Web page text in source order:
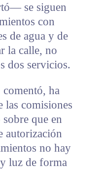
se siguen
con
de agua y de
la calle, no
dos servicios.
comentó, ha
las comisiones
que en
autorización
no hay
luz de forma